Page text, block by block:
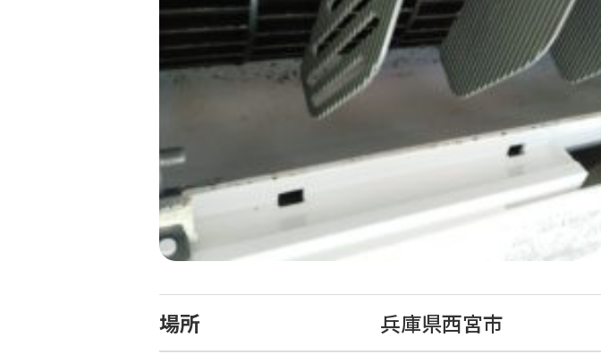
事例
お客様の声
場所
兵庫県西宮市